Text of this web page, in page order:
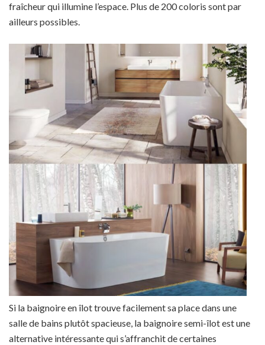
fraîcheur qui illumine l’espace. Plus de 200 coloris sont par
ailleurs possibles.
Si la baignoire en îlot trouve facilement sa place dans une
salle de bains plutôt spacieuse, la baignoire semi-îlot est une
alternative intéressante qui s’affranchit de certaines